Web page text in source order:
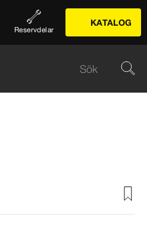
Reservdelar
KATALOG